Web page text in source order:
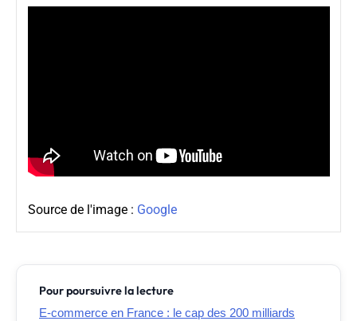
Source de l'image : Google
Pour poursuivre la lecture
E-commerce en France : le cap des 200 milliards